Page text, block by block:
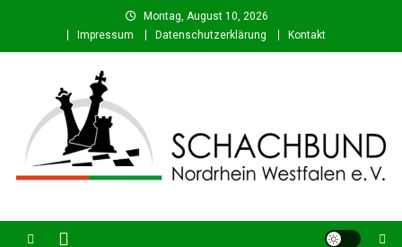
content
Montag, August 10, 2026
Impressum
Datenschutzerklärung Kontakt